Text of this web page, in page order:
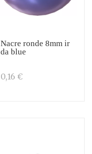
Nacre ronde 8mm ir
da blue
0,16 €